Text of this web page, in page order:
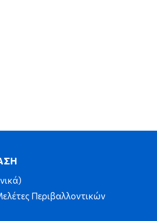
Περιβαλλοντικών